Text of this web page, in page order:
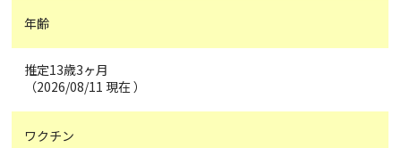
年齢
推定13歳3ヶ月
（2026/08/11 現在 ）
ワクチン